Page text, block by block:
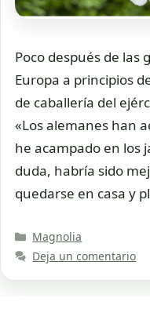
Poco después de las
Europa a principios
de caballería del
«Los alemanes han
he acampado en los
duda, habría sido
quedarse en casa y
Categorías
Magnolia
Deja un comentario